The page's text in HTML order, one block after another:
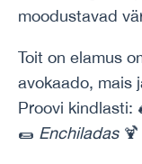
moodustavad
Toit on elamus
avokaado, mais
Proovi kindlasti:
🌯 Enchiladas 🍹